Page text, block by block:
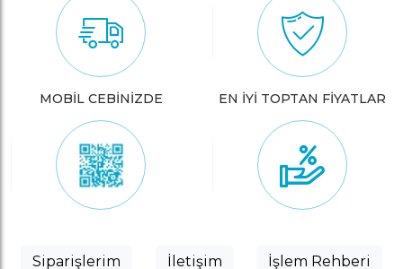
MOBİL CEBİNİZDE EN İYİ TOPTAN FİYATLAR
Siparişlerim İletişim İşlem Rehberi